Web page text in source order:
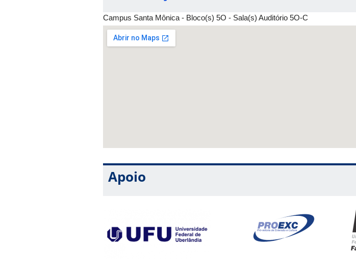
Mesa-redonda contará com a participação de três debatedoras:
Campus Santa Mônica - Bloco(s) 5O - Sala(s) Auditório 5O-C
Apoio